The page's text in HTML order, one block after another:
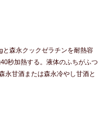
森永クックゼラチンを耐熱容
秒加熱する。液体のふちがふつ
永甘酒または森永冷やし甘酒と